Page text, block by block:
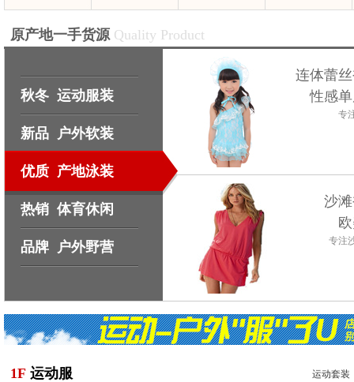
原产地一手货源 Quality Product
秋冬 运动服装
新品 户外软装
优质 产地泳装
热销 体育休闲
品牌 户外野营
连体蕾
性感
专
沙
专注
1F 运动服 运动套装